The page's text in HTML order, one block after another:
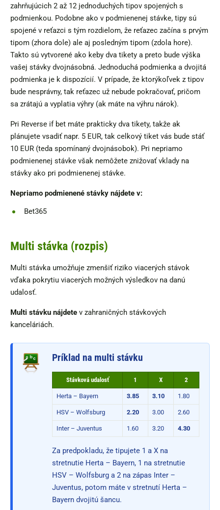
zahrňujúcich 2 až 12 jednoduchých tipov spojených s
podmienkou. Podobne ako v podmienenej stávke, tipy sú
spojené v reťazci s tým rozdielom, že reťazec začína s prvým
tipom (zhora dole) ale aj posledným tipom (zdola hore).
Takto sú vytvorené ako keby dva tikety a preto bude výška
vašej stávky dvojnásobná. Jednoduchá podmienka a dvojitá
podmienka je k dispozícií. V prípade, že ktorýkoľvek z tipov
bude nesprávny, tak reťazec už nebude pokračovať, pričom
sa zrátajú a vyplatia výhry (ak máte na výhru nárok).
Pri Reverse if bet máte prakticky dva tikety, takže ak
plánujete vsadiť napr. 5 EUR, tak celkový tiket vás bude stáť
10 EUR (teda spomínaný dvojnásobok). Pri nepriamo
podmienenej stávke však nemôžete znižovať vklady na
stávky ako pri podmienenej stávke.
Nepriamo podmienené stávky nájdete v:
Bet365
Multi stávka (rozpis)
Multi stávka umožňuje zmenšiť riziko viacerých stávok
vďaka pokrytiu viacerých možných výsledkov na danú
udalosť.
Multi stávku nájdete v zahraničných stávkových
kanceláriách.
Príklad na multi stávku
Stávková udalosť 1 X 2
Herta – Bayern 3.85 3.10 1.80
HSV – Wolfsburg 2.20 3.00 2.60
Inter – Juventus 1.60 3.20 4.30
Za predpokladu, že tipujete 1 a X na
stretnutie Herta – Bayern, 1 na stretnutie
HSV – Wolfsburg a 2 na zápas Inter –
Juventus, potom máte v stretnutí Herta –
Bayern dvojitú šancu.